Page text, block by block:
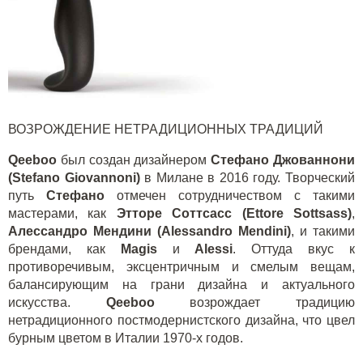
ВОЗРОЖДЕНИЕ НЕТРАДИЦИОННЫХ ТРАДИЦИЙ
Qeeboo был создан дизайнеромСтефано Джованнони
(Stefano Giovannoni)в Милане в 2016 году. Творческий
путь Стефано отмечен сотрудничеством с такими
мастерами, как Этторе Соттсасс (Ettore Sottsass),
Алессандро Мендини (Alessandro Mendini), и такими
брендами, как
Magisи Alessi. Оттуда вкус к
противоречивым, эксцентричным и смелым вещам,
балансирующим на грани дизайна и актуального
искусства. Qeeboo
возрождает традицию
нетрадиционного постмодернистского дизайна, что цвел
бурным цветом в Италии 1970-х годов.